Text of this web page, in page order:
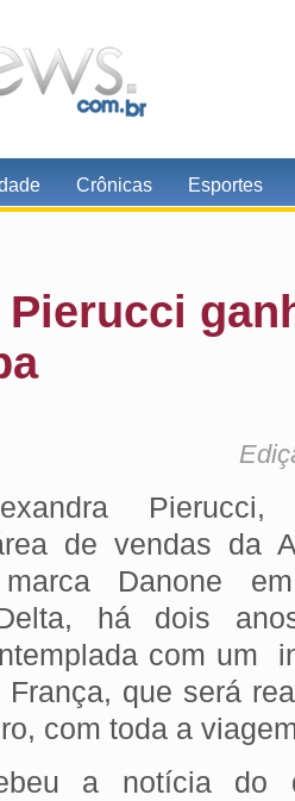
Crônicas Esportes
Pierucci,
de vendas da
Danone em
há dois
com um
França, que será
com toda a
a notícia do